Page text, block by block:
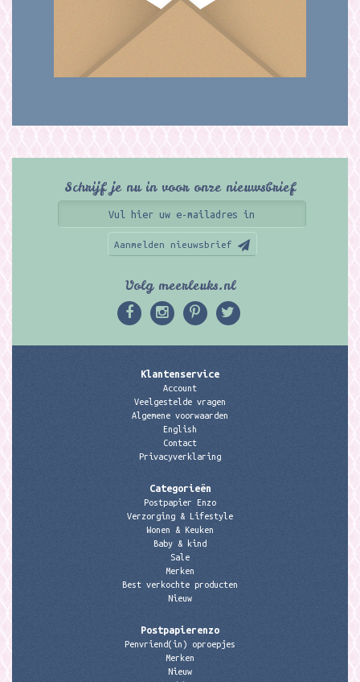
Schrijf je nu in voor onze nieuwsbrief
Aanmelden nieuwsbrief
Volg meerleuks.nl
Klantenservice
Account
Veelgestelde vragen
Algemene voorwaarden
English
Contact
Privacyverklaring
Categorieën
Postpapier Enzo
Verzorging & Lifestyle
Wonen & Keuken
Baby & kind
Sale
Merken
Best verkochte producten
Nieuw
Postpapierenzo
Penvriend(in) oproepjes
Merken
Nieuw